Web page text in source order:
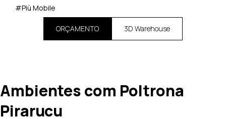
#Più Mobile
ORÇAMENTO 3D Warehouse
Ambientes com Poltrona
Pirarucu